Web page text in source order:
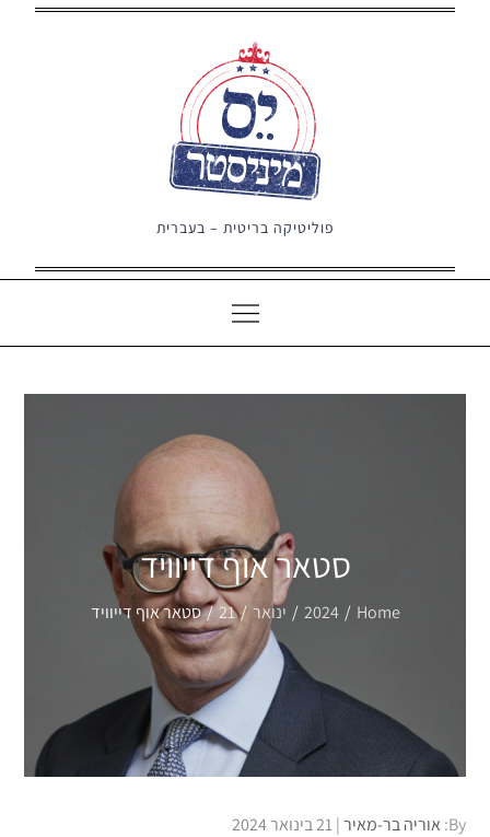
פוליטיקה בריטית – בעברית
סטאר אוף דייוויד
Home
2024 ינואר 21 סטאר אוף דייוויד
By: אוריה בר-מאיר Posted
21 בינואר 2024